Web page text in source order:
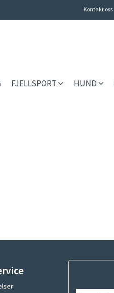
Kontakt oss
FJELLSPORT HUND